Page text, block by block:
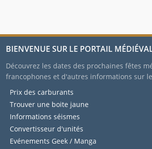
BIENVENUE SUR LE PORTAIL
Découvrez les dates des prochaines fêtes
francophones et d'autres informations sur
Prix des carburants
Trouver une boite jaune
Informations séismes
Convertisseur d'unités
Evénements Geek / Manga